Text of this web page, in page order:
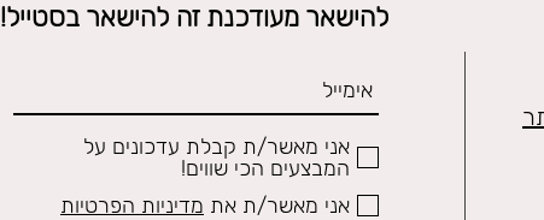
להישאר מעודכנת זה להישאר בסטייל!
אני מאשר/ת קבלת עדכונים על
המבצעים הכי שווים!
אני מאשר/ת את מדיניות הפרטיות